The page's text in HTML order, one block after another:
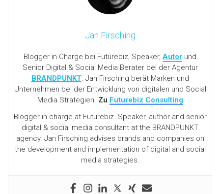
Jan Firsching
Blogger in Charge bei Futurebiz, Speaker, Autor und
Senior Digital & Social Media Berater bei der Agentur
BRANDPUNKT. Jan Firsching berät Marken und
Unternehmen bei der Entwicklung von digitalen und Social
Media Strategien. Zu Futurebiz Consulting
Blogger in charge at Futurebiz. Speaker, author and senior
digital & social media consultant at the BRANDPUNKT
agency. Jan Firsching advises brands and companies on
the development and implementation of digital and social
media strategies.